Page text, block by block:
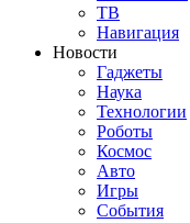
ТВ
Навигация
Новости
Гаджеты
Наука
Технологии
Роботы
Космос
Авто
Игры
События